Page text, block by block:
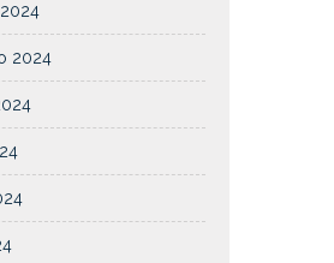
2024